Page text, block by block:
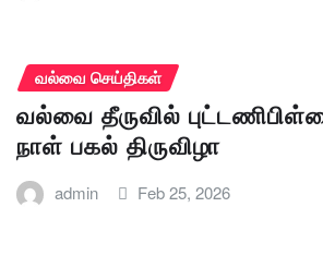
வல்வை செய்திகள்
வல்வை தீருவில்
நாள் பகல் திருவிழா
admin Feb 25, 2026